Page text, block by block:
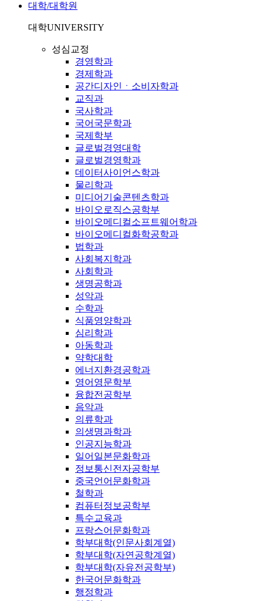
대학/대학원
대학UNIVERSITY
성심교정
경영학과
경제학과
공간디자인ㆍ소비자학과
교직과
국사학과
국어국문학과
국제학부
글로벌경영대학
글로벌경영학과
데이터사이언스학과
물리학과
미디어기술콘텐츠학과
바이오로직스공학부
바이오메디컬소프트웨어학과
바이오메디컬화학공학과
법학과
사회복지학과
사회학과
생명공학과
성악과
수학과
식품영양학과
심리학과
아동학과
약학대학
에너지환경공학과
영어영문학부
융합전공학부
음악과
의류학과
의생명과학과
인공지능학과
일어일본문화학과
정보통신전자공학부
중국언어문화학과
철학과
컴퓨터정보공학부
특수교육과
프랑스어문화학과
학부대학(인문사회계열)
학부대학(자연공학계열)
학부대학(자유전공학부)
한국어문화학과
행정학과